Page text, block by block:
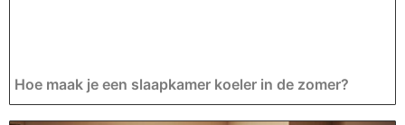
Hoe maak je een slaapkamer koeler in de zomer?